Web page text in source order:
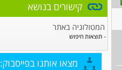
קישורים בנושא
המטולוגיה באתר
- תוצאות חיפוש
מצאו אותנו בפייסבוק: